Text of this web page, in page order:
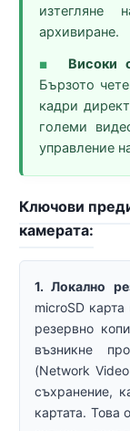
изтегляне
архивиране.
■
Високи
Бързото
кадри
големи
управление
Ключови
камерата:
1. Локално
microSD
резервно
възникне
(Network
съхранение,
картата. Това